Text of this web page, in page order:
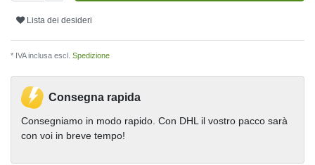
Lista dei desideri
* IVA inclusa escl. Spedizione
Consegna rapida
Consegniamo in modo rapido. Con DHL il vostro pacco sarà
con voi in breve tempo!